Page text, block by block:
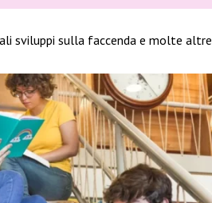
sviluppi sulla faccenda e molte altre